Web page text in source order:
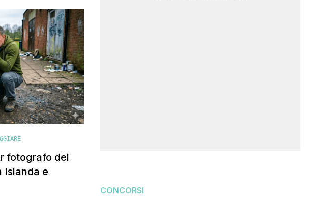
fotografo del
Islanda e
CONCORSI